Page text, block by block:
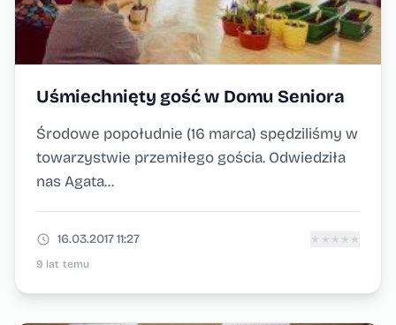
Uśmiechnięty gość w Domu Seniora
Środowe popołudnie (16 marca) spędziliśmy w
towarzystwie przemiłego gościa. Odwiedziła
nas Agata...
16.03.2017 11:27 ★ ★ ★ ★ ★
9 lat temu